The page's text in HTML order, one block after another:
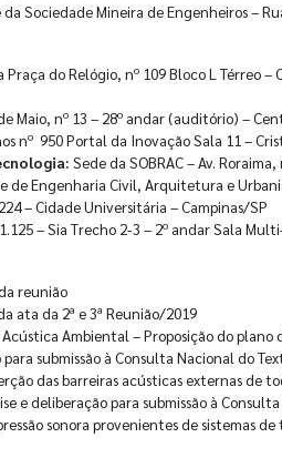
da Sociedade Mineira de Engenheiros –
Praça do Relógio, nº 109 Bloco L Térreo
Maio, nº 13 – 28º andar (auditório) –
nº 950 Portal da Inovação Sala 11 –
Sede da SOBRAC – Av.
de Engenharia Civil, Arquitetura e
– Cidade Universitária – Campinas/SP
– Sia Trecho 2-3 – 2º andar Sala
reunião
ata da 2ª e 3ª Reunião/2019
Ambiental – Proposição do
submissão à Consulta Nacional do
das barreiras acústicas externas de
e deliberação para submissão à
sonora provenientes de sistemas